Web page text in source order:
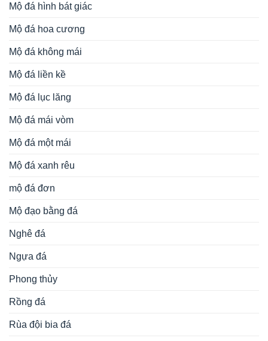
Mộ đá hình bát giác
Mộ đá hoa cương
Mộ đá không mái
Mộ đá liền kề
Mộ đá lục lăng
Mộ đá mái vòm
Mộ đá một mái
Mộ đá xanh rêu
mộ đá đơn
Mộ đạo bằng đá
Nghê đá
Ngựa đá
Phong thủy
Rồng đá
Rùa đội bia đá